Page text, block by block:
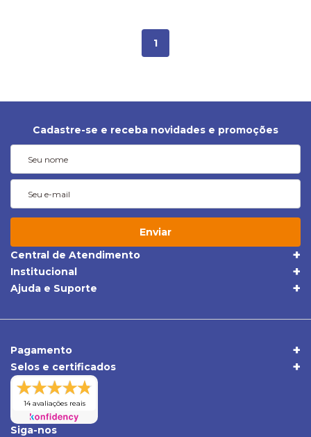
1
Cadastre-se e receba novidades e promoções
Enviar
Central de Atendimento
(19) 3395-1668
(19) 98409-5604
Atendimento de Seg. a Sex. das 8h às 18h
Institucional
Quem Somos
Qualidade
Ajuda e Suporte
Entrega
Central de Atendimento
Duvidas Frequentes
Pagamento
Selos e certificados
Verificada por
14 avaliações reais
Siga-nos